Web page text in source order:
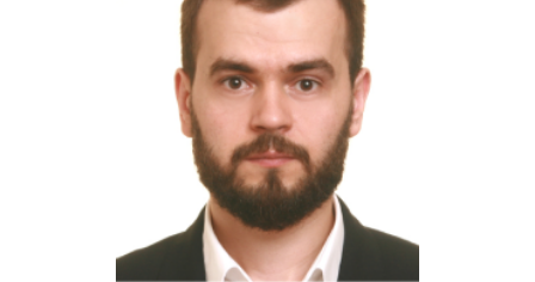
НЕВИКОНАНІ ОБІЦЯНКИ
ОБІЦЯНКИ У ПРОЦЕСІ
ВСІ ОБІЦЯНКИ
АРХІВНІ ОБІЦЯНКИ